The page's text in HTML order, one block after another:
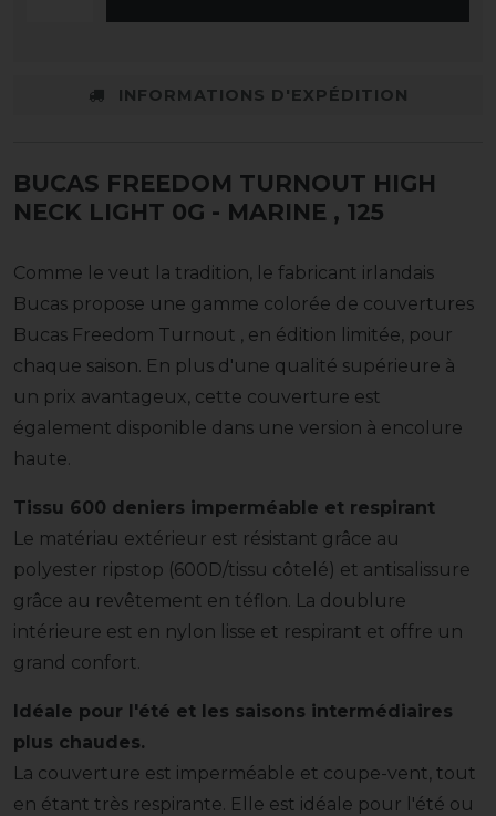
INFORMATIONS D'EXPÉDITION
BUCAS FREEDOM TURNOUT HIGH
NECK LIGHT 0G - MARINE , 125
Comme le veut la tradition, le fabricant irlandais
Bucas propose une gamme colorée de couvertures
Bucas Freedom Turnout , en édition limitée, pour
chaque saison. En plus d'une qualité supérieure à
un prix avantageux, cette couverture est
également disponible dans une version à encolure
haute.
Tissu 600 deniers imperméable et respirant
Le matériau extérieur est résistant grâce au
polyester ripstop (600D/tissu côtelé) et antisalissure
grâce au revêtement en téflon. La doublure
intérieure est en nylon lisse et respirant et offre un
grand confort.
Idéale pour l'été et les saisons intermédiaires
plus chaudes.
La couverture est imperméable et coupe-vent, tout
en étant très respirante. Elle est idéale pour l'été ou